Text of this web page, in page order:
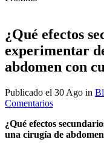
¿Qué efectos
experimentar
abdomen con
Publicado el 30 Ago in
Comentarios
¿Qué efectos
una cirugía de